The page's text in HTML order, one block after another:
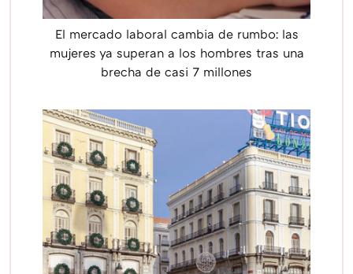
El mercado laboral cambia de rumbo: las
mujeres ya superan a los hombres tras una
brecha de casi 7 millones